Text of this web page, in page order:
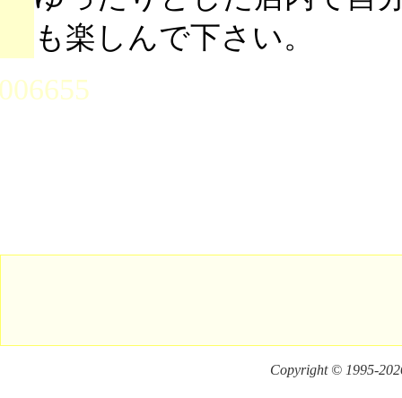
も楽しんで下さい。
Copyright © 1995-